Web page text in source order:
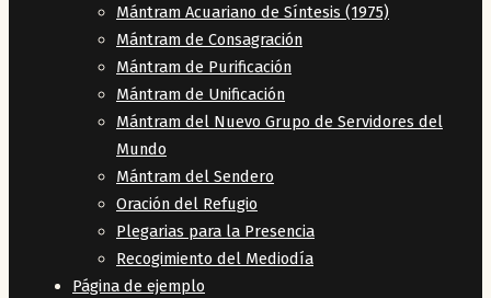
Mántram Acuariano de Síntesis (1975)
Mántram de Consagración
Mántram de Purificación
Mántram de Unificación
Mántram del Nuevo Grupo de Servidores del
Mundo
Mántram del Sendero
Oración del Refugio
Plegarias para la Presencia
Recogimiento del Mediodía
Página de ejemplo